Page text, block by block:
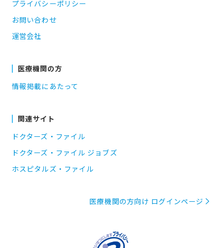
プライバシーポリシー
お問い合わせ
運営会社
医療機関の方
情報掲載にあたって
関連サイト
ドクターズ・ファイル
ドクターズ・ファイル ジョブズ
ホスピタルズ・ファイル
医療機関の方向け ログインページ